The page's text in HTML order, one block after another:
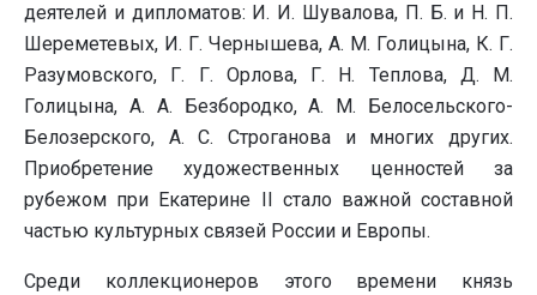
деятелей и дипломатов: И. И. Шувалова, П. Б. и Н. П.
Шереметевых, И. Г. Чернышева, А. М. Голицына, К. Г.
Разумовского, Г. Г. Орлова, Г. Н. Теплова, Д. М.
Голицына, А. А. Безбородко, А. М. Белосельского-
Белозерского, А. С. Строганова и многих других.
Приобретение художественных ценностей за
рубежом при Екатерине II стало важной составной
частью культурных связей России и Европы.
Среди коллекционеров этого времени князь